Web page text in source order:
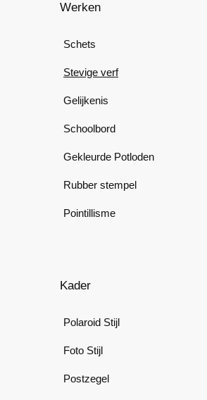
Werken
Schets
Stevige verf
Gelijkenis
Schoolbord
Gekleurde Potloden
Rubber stempel
Pointillisme
Kader
Polaroid Stijl
Foto Stijl
Postzegel